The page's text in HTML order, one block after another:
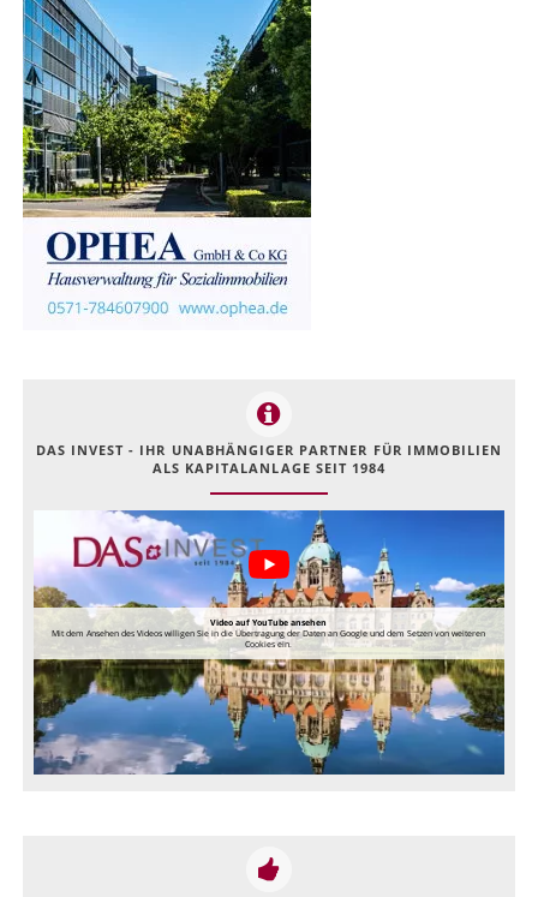
DAS INVEST - IHR UNABHÄNGIGER PARTNER FÜR IMMOBILIEN
ALS KAPITALANLAGE SEIT 1984
Video auf YouTube ansehen
Mit dem Ansehen des Videos willigen Sie in die Übertragung der Daten an Google und dem Setzen von weiteren
Cookies ein.